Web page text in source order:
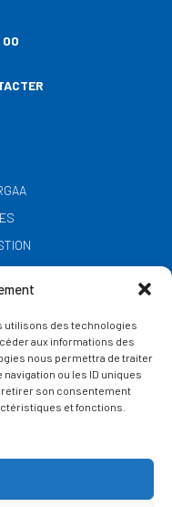
utilisons des technologies
aux informations des
nous permettra de traiter
ou les ID uniques
retirer son consentement
et fonctions.
00